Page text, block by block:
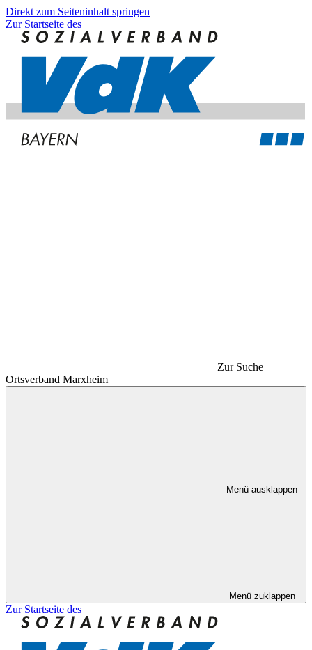
Direkt zum Seiteninhalt springen
Zur Startseite des
Zur Suche
Ortsverband Marxheim
Menü ausklappen
Menü zuklappen
Zur Startseite des